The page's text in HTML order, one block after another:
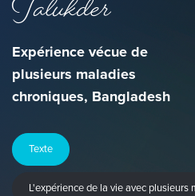
Expérience vécue de
plusieurs maladies
chroniques, Bangladesh
Texte
L'expérience de la vie avec plusieurs